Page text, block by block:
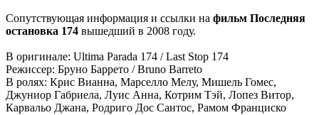
Сопутствующая информация и ссылки на фильм Последняя
остановка 174 вышедший в 2008 году.
В оригинале: Ultima Parada 174 / Last Stop 174
Режиссер: Бруно Баррето / Bruno Barreto
В ролях: Крис Вианна, Марселло Мелу, Мишель Гомес,
Джуниор Габриела, Луис Анна, Котрим Тэй, Лопез Витор,
Карвальо Джана, Родриго Дос Сантос, Рамом Франциско